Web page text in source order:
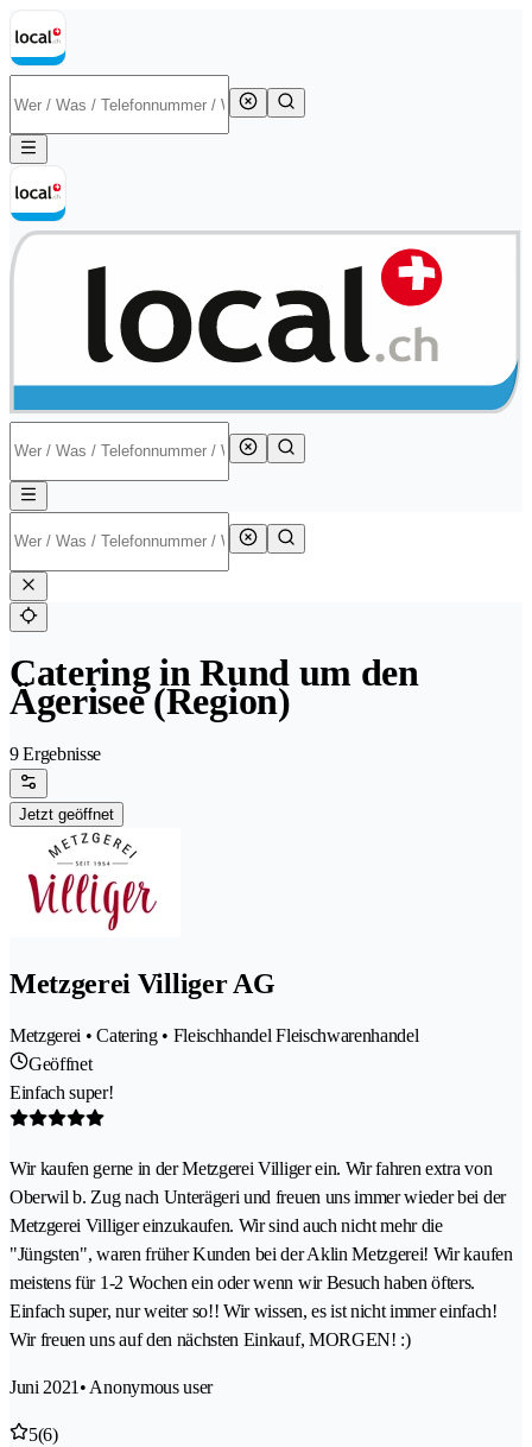
Catering in Rund um den
Ägerisee (Region)
9 Ergebnisse
Jetzt geöffnet
Metzgerei Villiger AG
Metzgerei • Catering • Fleischhandel Fleischwarenhandel
Geöffnet
Einfach super!
Wir kaufen gerne in der Metzgerei Villiger ein. Wir fahren extra von
Oberwil b. Zug nach Unterägeri und freuen uns immer wieder bei der
Metzgerei Villiger einzukaufen. Wir sind auch nicht mehr die
"Jüngsten", waren früher Kunden bei der Aklin Metzgerei! Wir kaufen
meistens für 1-2 Wochen ein oder wenn wir Besuch haben öfters.
Einfach super, nur weiter so!! Wir wissen, es ist nicht immer einfach!
Wir freuen uns auf den nächsten Einkauf, MORGEN! :)
Juni 2021 • Anonymous user
5(6)